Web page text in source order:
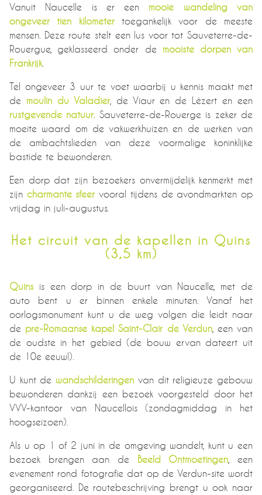
Vanuit Naucelle is er een mooie wandeling van
ongeveer tien kilometertoegankelijk voor de meeste
mensen. Deze route stelt een lus voor tot Sauveterre-de-
Rouergue, geklasseerd onder de mooiste dorpen van
Frankrijk
Tel ongeveer 3 uur te voet waarbij u kennis maakt met
de moulin du Valadier, de Viaur en de Lézert en een
rustgevende natuur . Sauveterre-de-Rouerge is zeker de
moeite waard om de vakwerkhuizen en de werken van
de ambachtslieden van deze voormalige koninklijke
bastide te bewonderen.
Een dorp dat zijn bezoekers onvermijdelijk kenmerkt met
zijn charmante sfeer vooral tijdens de avondmarkten op
vrijdag in juli-augustus.
Het circuit van de kapellen in Quins
(3,5 km)
Quins is een dorp in de buurt van Naucelle, met de
auto bent u er binnen enkele minuten. Vanaf het
oorlogsmonument kunt u de weg volgen die leidt naar
de pre-Romaanse kapel Saint-Clair de Verdun, een van
de oudste in het gebied (de bouw ervan dateert uit
de 10e eeuw!).
U kunt de wandschilderingen van dit religieuze gebouw
bewonderen dankzij een bezoek voorgesteld door het
VVV-kantoor van Naucellois (zondagmiddag in het
hoogseizoen).
Als u op 1 of 2 juni in de omgeving wandelt, kunt u een
bezoek brengen aan de Beeld Ontmoetingen , een
evenement rond fotografie dat op de Verdun-site wordt
georganiseerd. De routebeschrijving brengt u ook naar